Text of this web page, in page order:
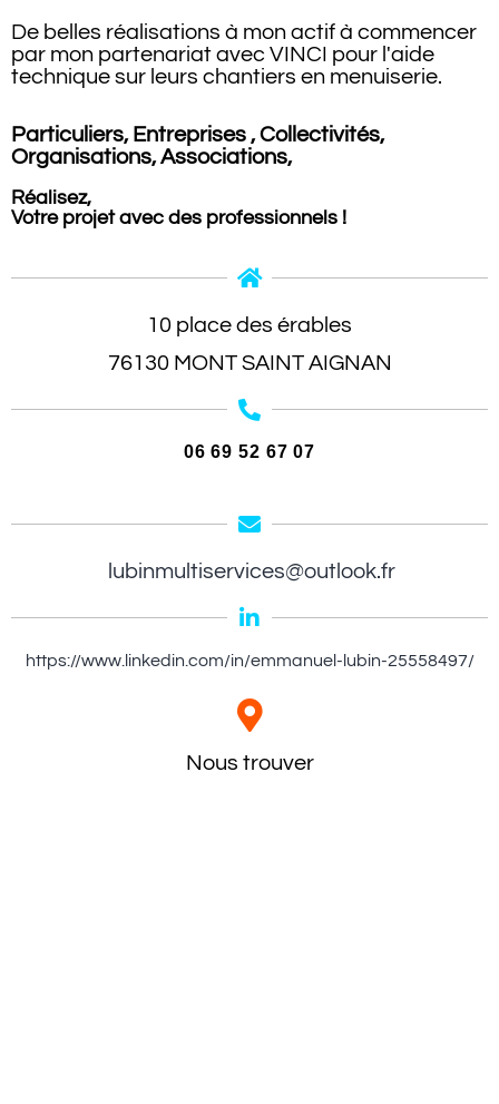
De belles réalisations à mon actif à commencer
par mon partenariat avec VINCI pour l'aide
technique sur leurs chantiers en menuiserie.
Particuliers, Entreprises , Collectivités,
Organisations, Associations,
Réalisez,
Votre projet avec des professionnels !
10 place des érables
76130 MONT SAINT AIGNAN
06 69 52 67 07
lubinmultiservices@outlook.fr
https://www.linkedin.com/in/emmanuel-lubin-25558497/
Nous trouver